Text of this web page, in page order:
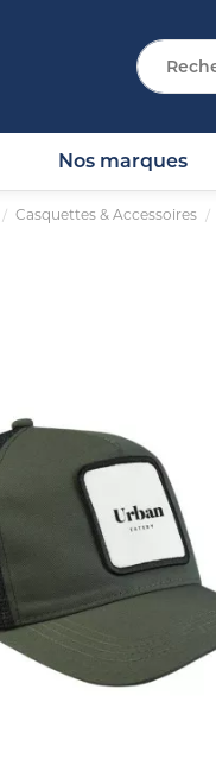
Nos marques
Casquettes & Accessoires